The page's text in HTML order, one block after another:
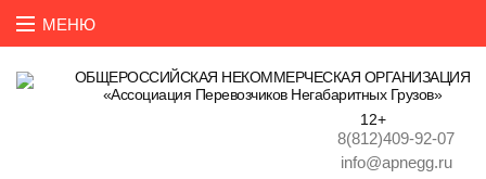
ОБЩЕРОССИЙСКАЯ НЕКОММЕРЧЕСКАЯ ОРГАНИЗАЦИЯ
«Ассоциация Перевозчиков Негабаритных Грузов»
12+
8(812)409-92-07
info@apnegg.ru